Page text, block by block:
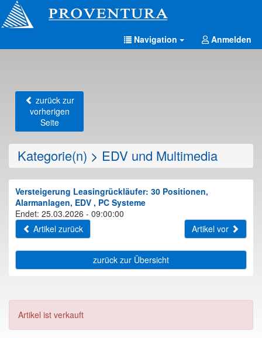
Navigation Anmelden
zurück zur
vorherigen
Seite
Kategorie(n) > EDV und Multimedia
Versteigerung Leasingrückläufer: 30 Positionen,
Alarmanlagen, EDV , PC Systeme
Endet: 25.03.2026 - 09:00:00
Artikel zurück
Artikel vor
zurück zur Übersicht
Artikel ist verkauft